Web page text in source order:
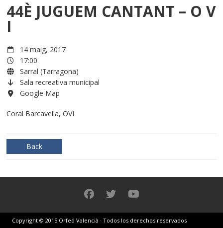
44È JUGUEM CANTANT – O V
I
14 maig, 2017
17:00
Sarral (Tarragona)
Sala recreativa municipal
Google Map
Coral Barcavella, OVI
Back
Copyright © 2015 Orfeó Valencià · Todos los derechos reservados